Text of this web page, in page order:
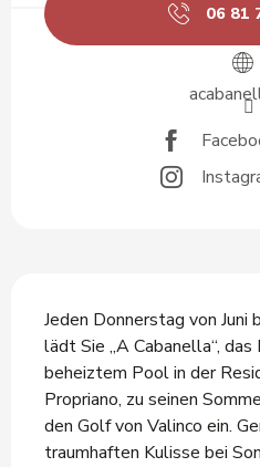
06 81
Jeden Donnerstag von Juni
lädt Sie „A Cabanella“,
beheiztem Pool in der
Propriano, zu seinen
den Golf von Valinco ein.
traumhaften Kulisse bei